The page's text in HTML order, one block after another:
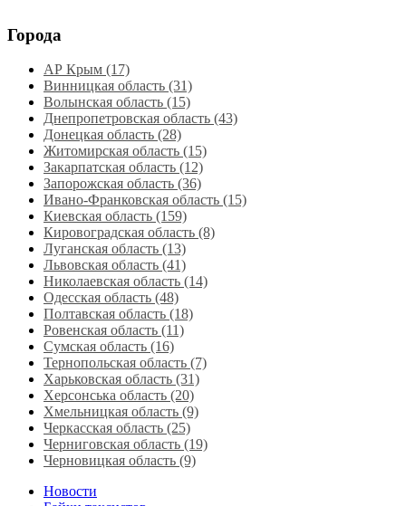
Города
АР Крым (17)
Винницкая область (31)
Волынская область (15)
Днепропетровская область‎ (43)
Донецкая область (28)
Житомирская область (15)
Закарпатская область (12)
Запорожская область (36)
Ивано-Франковская область (15)
Киевская область (159)
Кировоградская область (8)
Луганская область‎ (13)
Львовская область‎ (41)
Николаевская область‎ (14)
Одесская область‎ (48)
Полтавская область (18)
Ровенская область‎ (11)
Сумская область‎ (16)
Тернопольская область‎ (7)
Харьковская область‎ (31)
Херсонська область‎ (20)
Хмельницкая область‎ (9)
Черкасская область‎ (25)
Черниговская область (19)
Черновицкая область (9)
Новости